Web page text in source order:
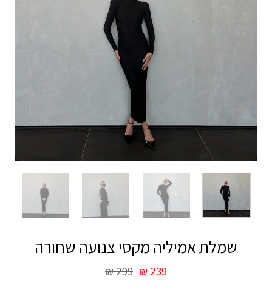
שמלת אמיליה מקסי צנועה שחורה
₪299 ₪ 239